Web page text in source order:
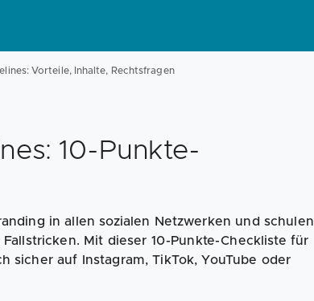
Vorteile, Inhalte, Rechtsfragen
10-Punkte-
in allen sozialen Netzwerken und schulen
Mit dieser 10-Punkte-Checkliste für
sicher auf Instagram, TikTok, YouTube oder